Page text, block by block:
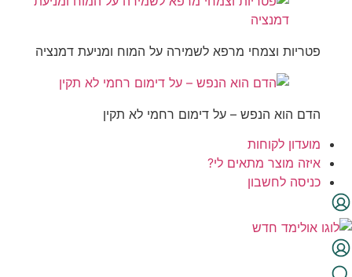
פטריות וצמחי מרפא לשמירה על המוח ומניעת דמנציה
הדם הוא הנפש – על דימום רחמי לא תקין
מועדון לקוחות
איזה מוצר מתאים לי?
כניסה לחשבון